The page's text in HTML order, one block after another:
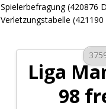
Spielerbefragung (420876
Verletzungstabelle
Liga
98